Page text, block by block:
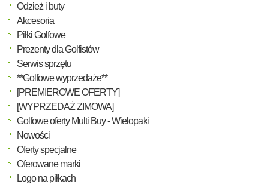
Odzież i buty
Akcesoria
Piłki Golfowe
Prezenty dla Golfistów
Serwis sprzętu
**Golfowe wyprzedaże**
[PREMIEROWE OFERTY]
[WYPRZEDAŻ ZIMOWA]
Golfowe oferty Multi Buy - Wielopaki
Nowości
Oferty specjalne
Oferowane marki
Logo na piłkach